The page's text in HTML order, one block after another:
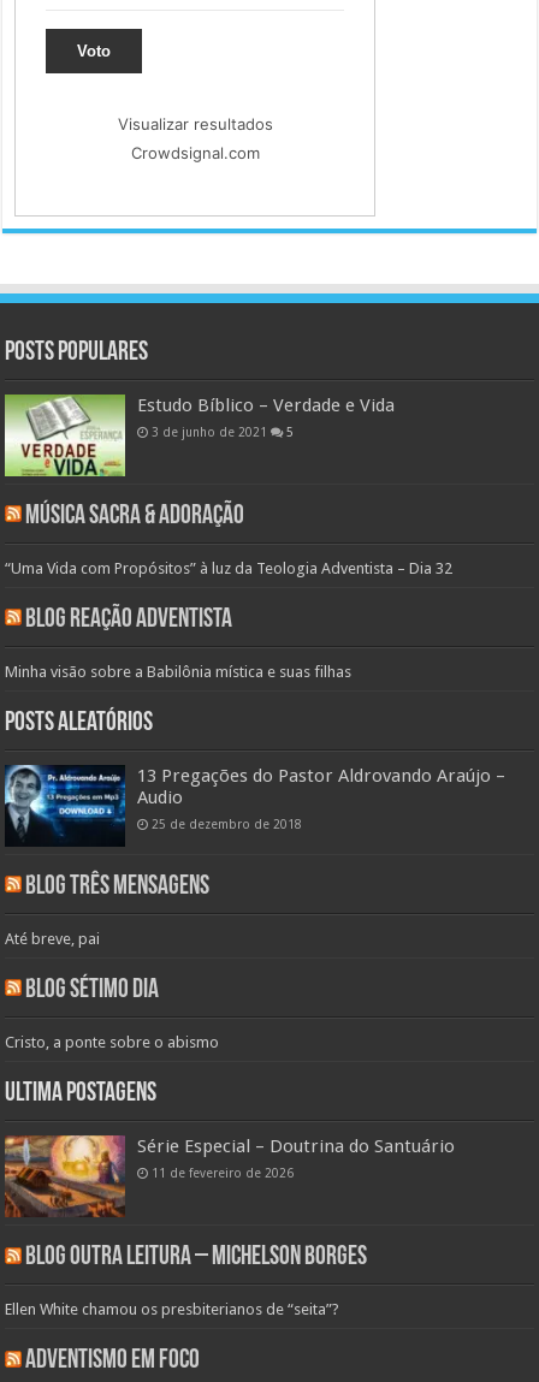
Voto
Visualizar resultados
Crowdsignal.com
Posts populares
Estudo Bíblico – Verdade e Vida
3 de junho de 2021 5
Música Sacra & Adoração
“Uma Vida com Propósitos” à luz da Teologia Adventista – Dia 32
Blog Reação Adventista
Minha visão sobre a Babilônia mística e suas filhas
Posts aleatórios
13 Pregações do Pastor Aldrovando Araújo –
Audio
25 de dezembro de 2018
Blog Três Mensagens
Até breve, pai
Blog Sétimo Dia
Cristo, a ponte sobre o abismo
Ultima Postagens
Série Especial – Doutrina do Santuário
11 de fevereiro de 2026
Blog Outra Leitura – Michelson Borges
Ellen White chamou os presbiterianos de “seita”?
Adventismo em Foco